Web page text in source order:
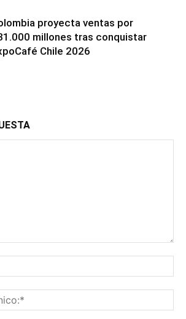
proyecta ventas por
millones tras conquistar
Chile 2026